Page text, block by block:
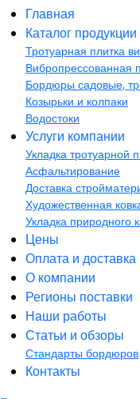
Главная
Каталог продукции
Тротуарная плитка
Вибропрессованная
Бордюры садовые,
Козырьки и колпаки
Водостоки
Услуги компании
Укладка тротуарной
Асфальтирование
Доставка
Художественная
Укладка природного
Цены
Оплата и доставка
О компании
Регионы поставки
Наши работы
Статьи и обзоры
Стандарты бордюров
Контакты